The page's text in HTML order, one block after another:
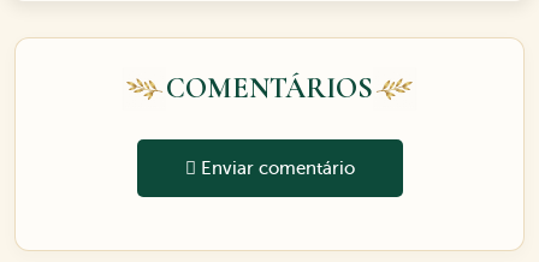
COMENTÁRIOS
Enviar comentário